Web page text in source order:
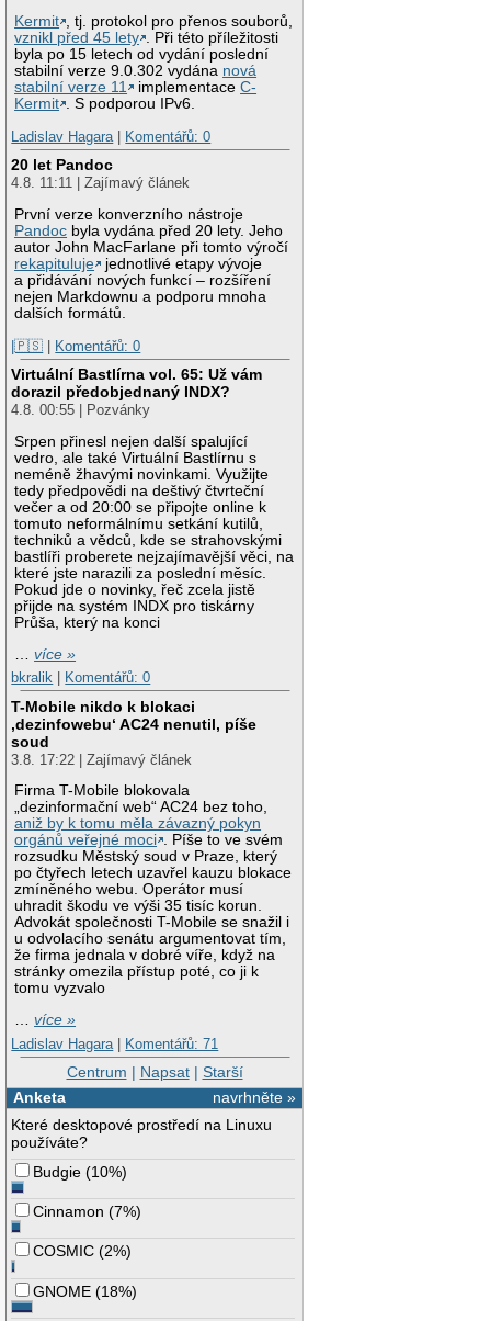
Kermit , tj. protokol pro přenos souborů,
vznikl před 45 lety . Při této příležitosti
byla po 15 letech od vydání poslední
stabilní verze 9.0.302 vydána nová
stabilní verze 11
implementaceC-
Kermit . S podporou IPv6.
Ladislav Hagara | Komentářů: 0
20 let Pandoc
4.8. 11:11 | Zajímavý článek
První verze konverzního nástroje
Pandoc byla vydána před 20 lety. Jeho
autor John MacFarlane při tomto výročí
rekapituluje
jednotlivé etapy vývoje
a přidávání nových funkcí – rozšíření
nejen Markdownu a podporu mnoha
dalších formátů.
|🇵🇸 | Komentářů: 0
Virtuální Bastlírna vol. 65: Už vám
dorazil předobjednaný INDX?
4.8. 00:55 | Pozvánky
Srpen přinesl nejen další spalující
vedro, ale také Virtuální Bastlírnu s
neméně žhavými novinkami. Využijte
tedy předpovědi na deštivý čtvrteční
večer a od 20:00 se připojte online k
tomuto neformálnímu setkání kutilů,
techniků a vědců, kde se strahovskými
bastlíři proberete nejzajímavější věci, na
které jste narazili za poslední měsíc.
Pokud jde o novinky, řeč zcela jistě
přijde na systém INDX pro tiskárny
Průša, který na konci
…více »
bkralik
Komentářů: 0
T-Mobile nikdo k blokaci
‚dezinfowebu‘ AC24 nenutil, píše
soud
3.8. 17:22 | Zajímavý článek
Firma T-Mobile blokovala
„dezinformační web“ AC24 bez toho,
aniž by k tomu měla závazný pokyn
orgánů veřejné moci . Píše to ve svém
rozsudku Městský soud v Praze, který
po čtyřech letech uzavřel kauzu blokace
zmíněného webu. Operátor musí
uhradit škodu ve výši 35 tisíc korun.
Advokát společnosti T-Mobile se snažil i
u odvolacího senátu argumentovat tím,
že firma jednala v dobré víře, když na
stránky omezila přístup poté, co ji k
tomu vyzvalo
…více »
Ladislav Hagara | Komentářů: 71
Centrum | Napsat| Starší
navrhněte »
Anketa
Které desktopové prostředí na Linuxu
používáte?
Budgie (10%)
Cinnamon (7%)
COSMIC (2%)
GNOME (18%)